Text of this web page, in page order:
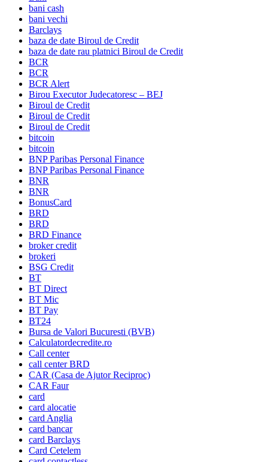
bani cash
bani vechi
Barclays
baza de date Biroul de Credit
baza de date rau platnici Biroul de Credit
BCR
BCR
BCR Alert
Birou Executor Judecatoresc – BEJ
Biroul de Credit
Biroul de Credit
Biroul de Credit
bitcoin
bitcoin
BNP Paribas Personal Finance
BNP Paribas Personal Finance
BNR
BNR
BonusCard
BRD
BRD
BRD Finance
broker credit
brokeri
BSG Credit
BT
BT Direct
BT Mic
BT Pay
BT24
Bursa de Valori Bucuresti (BVB)
Calculatordecredite.ro
Call center
call center BRD
CAR (Casa de Ajutor Reciproc)
CAR Faur
card
card alocatie
card Anglia
card bancar
card Barclays
Card Cetelem